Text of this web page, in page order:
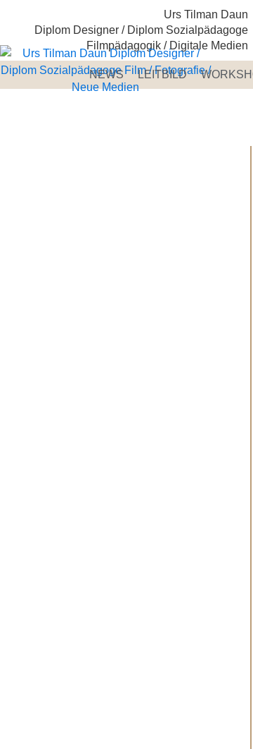
Urs Tilman Daun
Diplom Designer / Diplom Sozialpädagoge
Filmpädagogik / Digitale Medien
NEWS LEITBILD